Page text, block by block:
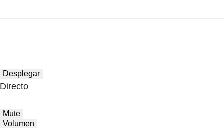
Desplegar
Directo
Mute
Volumen